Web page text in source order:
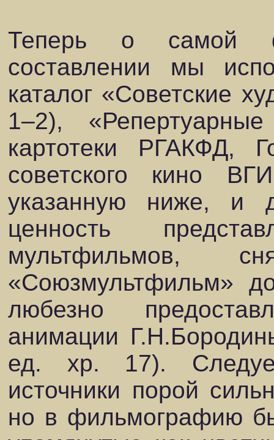
Теперь о самой
составлении мы
каталог «Советские
1–2),
картотеки РГАКФД,
советского кино
указанную ниже, и
ценность
мультфильмов,
«Союзмультфильм»
любезно
анимации
ед. хр. 17).
источники порой
но в фильмографию